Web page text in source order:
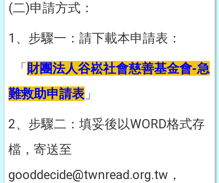
(二)申請方式：
1、步驟一：請下載本申請表：
「 財團法人谷崧社會慈善基金會-急
難救助申請表 」
2、步驟二：填妥後以WORD格式存
檔，寄送至
gooddecide@twnread.org.tw，